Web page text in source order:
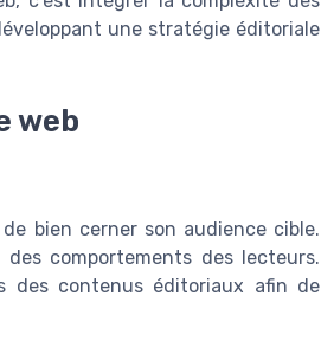
une stratégie éditoriale
web
bien cerner son audience cible.
comportements des lecteurs.
des contenus éditoriaux afin de